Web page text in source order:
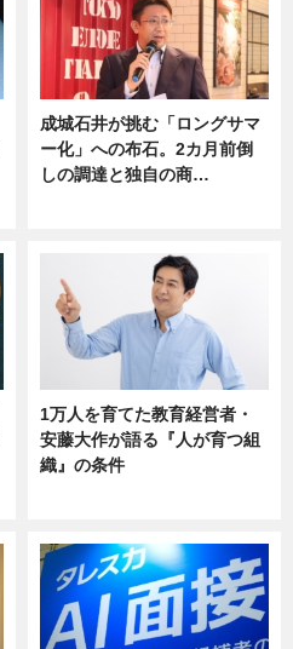
成城石井が挑む「ロングサマ
ー化」への布石。2カ月前倒
しの調達と独自の商…
1万人を育てた教育経営者・
安藤大作が語る『人が育つ組
織』の条件